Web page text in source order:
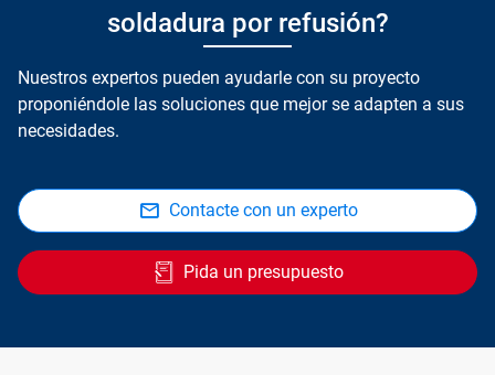
soldadura por refusión?
Nuestros expertos pueden ayudarle con su proyecto
proponiéndole las soluciones que mejor se adapten a sus
necesidades.
Contacte con un experto
Pida un presupuesto